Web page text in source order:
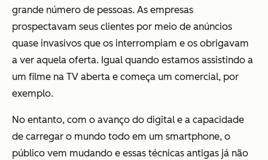
grande número de pessoas. As empresas
prospectavam seus clientes por meio de anúncios
quase invasivos que os interrompiam e os obrigavam
a ver aquela oferta. Igual quando estamos assistindo a
um filme na TV aberta e começa um comercial, por
exemplo.
No entanto, com o avanço do digital e a capacidade
de carregar o mundo todo em um smartphone, o
público vem mudando e essas técnicas antigas já não